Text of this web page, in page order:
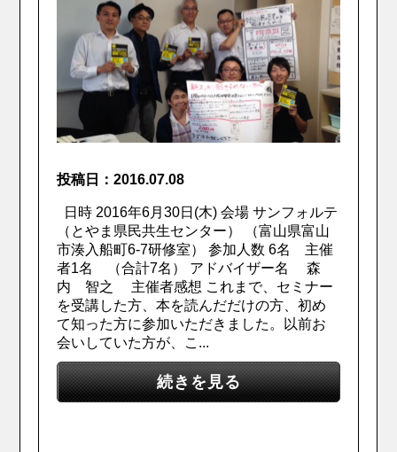
投稿日：2016.07.08
日時 2016年6月30日(木) 会場 サンフォルテ
（とやま県民共生センター） （富山県富山
市湊入船町6-7研修室） 参加人数 6名 主催
者1名 （合計7名） アドバイザー名 森
内 智之 主催者感想 これまで、セミナー
を受講した方、本を読んだだけの方、初め
て知った方に参加いただきました。以前お
会いしていた方が、こ...
続きを見る